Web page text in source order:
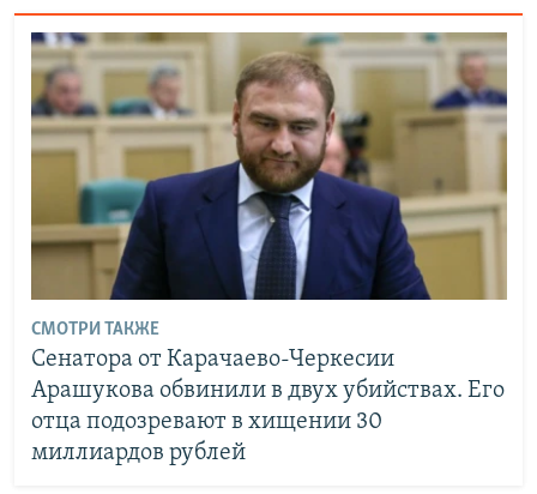
СМОТРИ ТАКЖЕ
Сенатора от Карачаево-Черкесии
Арашукова обвинили в двух убийствах. Его
отца подозревают в хищении 30
миллиардов рублей